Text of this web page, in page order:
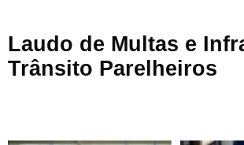
Laudo de Multas e
Trânsito Parelheiros